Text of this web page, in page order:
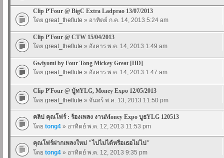
Clip P'Four @ BigC Extra Ladprao 13/07/2013
โดย great_theflute » อาทิตย์ ก.ค. 14, 2013 5:24 am
Clip P'Four @ CTW 15/04/2013
โดย great_theflute » อังคาร พ.ค. 14, 2013 1:49 am
Gwiyomi by Four Tong Mickey Great [HD]
โดย great_theflute » อังคาร พ.ค. 14, 2013 1:47 am
Clip P'Four @ บู้ทYLG, Money Expo 12/05/2013
โดย great_theflute » จันทร์ พ.ค. 13, 2013 11:50 pm
คลิป คุณโฟร์ : ร้องเพลง งานMoney Expo บูธYLG 120513
โดย tong4 » อาทิตย์ พ.ค. 12, 2013 11:53 pm
คุณโฟร์ฝากเพลงใหม่ "ไปไม่ได้หรือเธอไม่ไป"
โดย tong4 » อาทิตย์ พ.ค. 12, 2013 9:35 pm